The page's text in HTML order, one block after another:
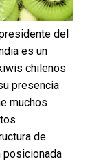
del
es un
chilenos
presencia
muchos
de
posicionada